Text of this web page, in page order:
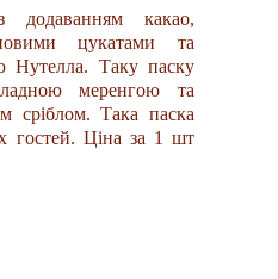
додаванням какао,
цукатами та
Нутелла. Таку паску
меренгою та
сріблом. Така паска
гостей. Ціна за 1 шт